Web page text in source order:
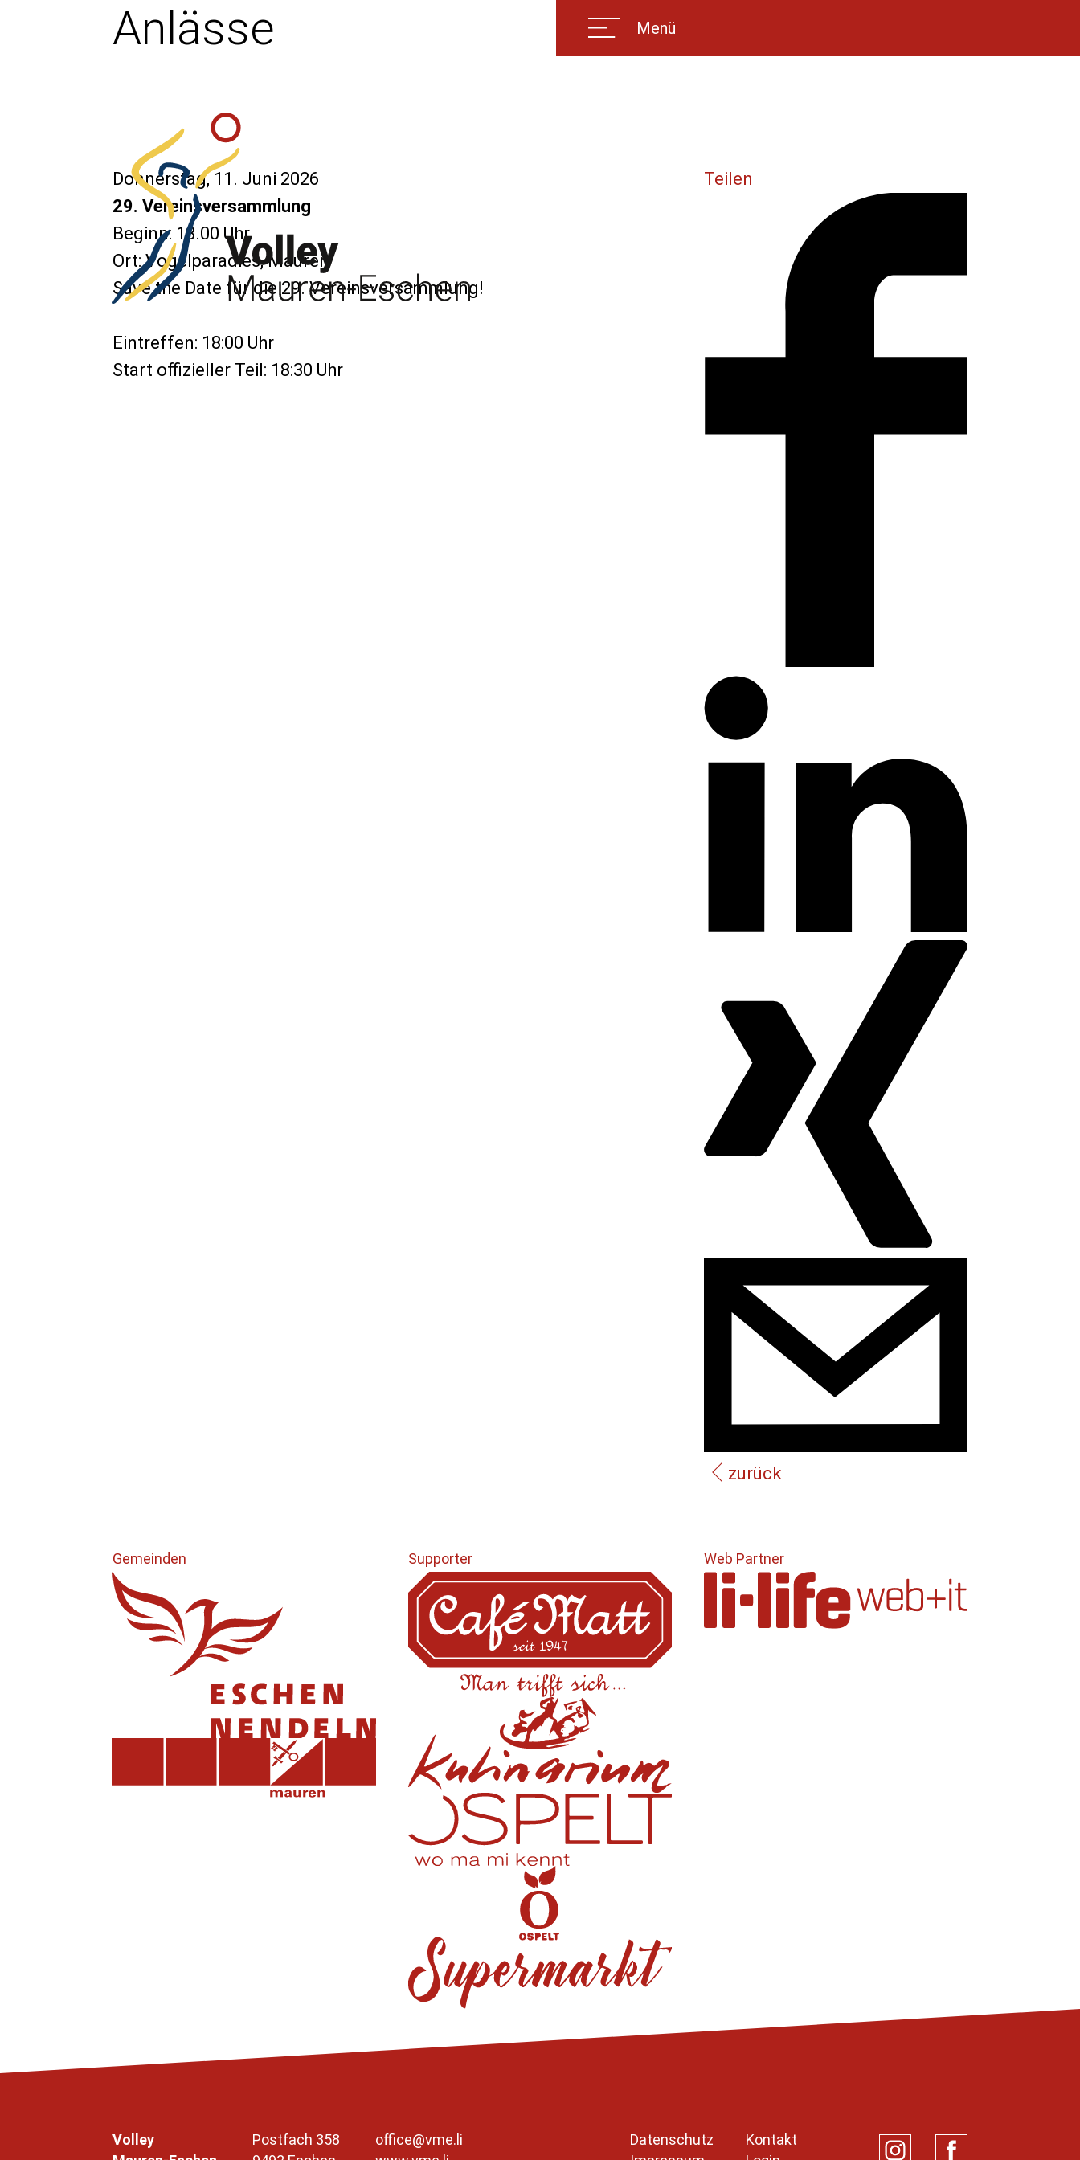
Menü
Anlässe
Donnerstag, 11. Juni 2026
29. Vereinsversammlung
Beginn: 18.00 Uhr
Ort: Vogelparadies, Mauren
Save the Date für die 29. Vereinsversammlung!
Eintreffen: 18:00 Uhr
Start offizieller Teil: 18:30 Uhr
Teilen
zurück
Gemeinden Supporter Web Partner
Volley
Postfach 358
office@vme.li
Datenschutz
Kontakt